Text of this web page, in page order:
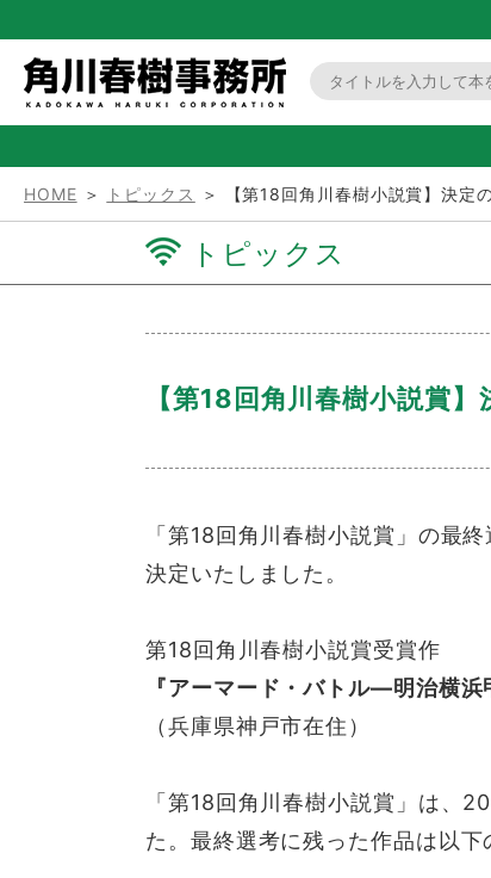
HOME ＞ トピックス ＞ 【第18回角川春樹小説賞】決定
トピックス
【第18回角川春樹小説賞
「第18回角川春樹小説賞」の最
決定いたしました。
第18回角川春樹小説賞受賞作
『アーマード・バトル―明治
（兵庫県神戸市在住）
「第18回角川春樹小説賞」は、
た。最終選考に残った作品は以下